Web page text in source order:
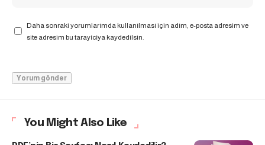
Daha sonraki yorumlarımda kullanılması için adım, e-posta adresim ve
site adresim bu tarayıcıya kaydedilsin.
You Might Also Like